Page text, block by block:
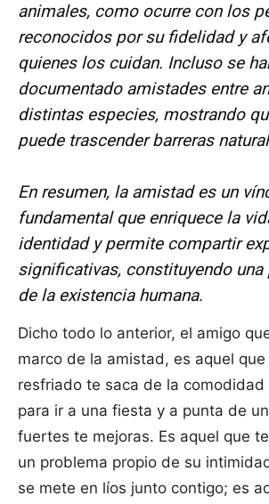
animales, como ocurre con los
reconocidos por su fidelidad y
quienes los cuidan. Incluso se
documentado amistades entre
distintas especies, mostrando
puede trascender barreras
En resumen, la amistad es un
fundamental que enriquece la
identidad y permite compartir
significativas, constituyendo una
de la existencia humana.
Dicho todo lo anterior, el amigo
marco de la amistad, es aquel
resfriado te saca de la
para ir a una fiesta y a punta de
fuertes te mejoras. Es aquel que
un problema propio de su
se mete en líos junto contigo; es